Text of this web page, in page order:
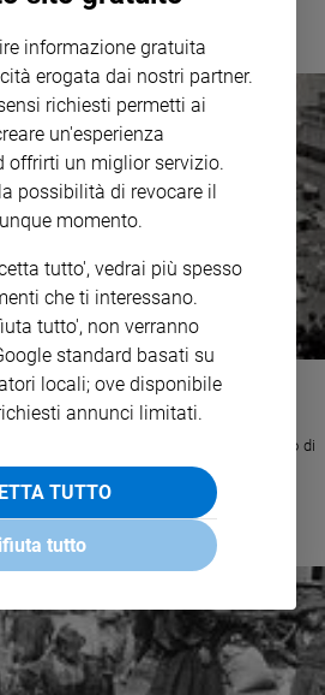
Vai
dal lager
Porrajmos rischia la rimozione del ricordo di
confronti del popolo rom e dell’umanità.
informazione gratuita
erogata dai nostri partner.
richiesti permetti ai
un'esperienza
offrirti un miglior servizio.
possibilità di revocare il
momento.
tutto', vedrai più spesso
che ti interessano.
tutto', non verranno
standard basati su
locali; ove disponibile
annunci limitati.
TUTTO
tutto